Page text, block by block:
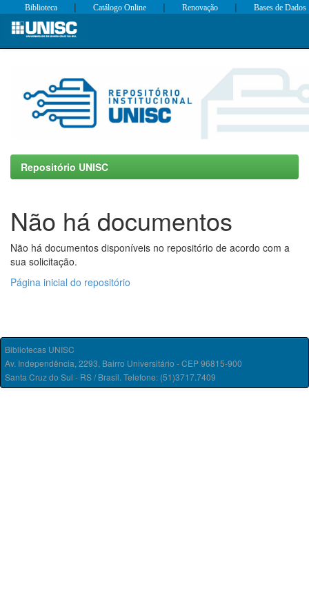
Skip
Biblioteca | Catálogo Online | Renovação | Bases de Dados
Repositório UNISC
Não há documentos
Não há documentos disponíveis no repositório de acordo com a
sua solicitação.
Página inicial do repositório
Bibliotecas UNISC
Av. Independência, 2293, Bairro Universitário - CEP 96815-900
Santa Cruz do Sul - RS / Brasil. Telefone: (51)3717.7409